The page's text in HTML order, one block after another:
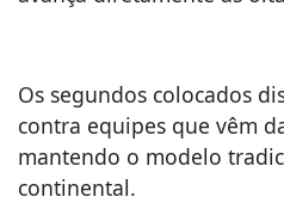
Os segundos colocados
contra equipes que vêm
mantendo o modelo
continental.